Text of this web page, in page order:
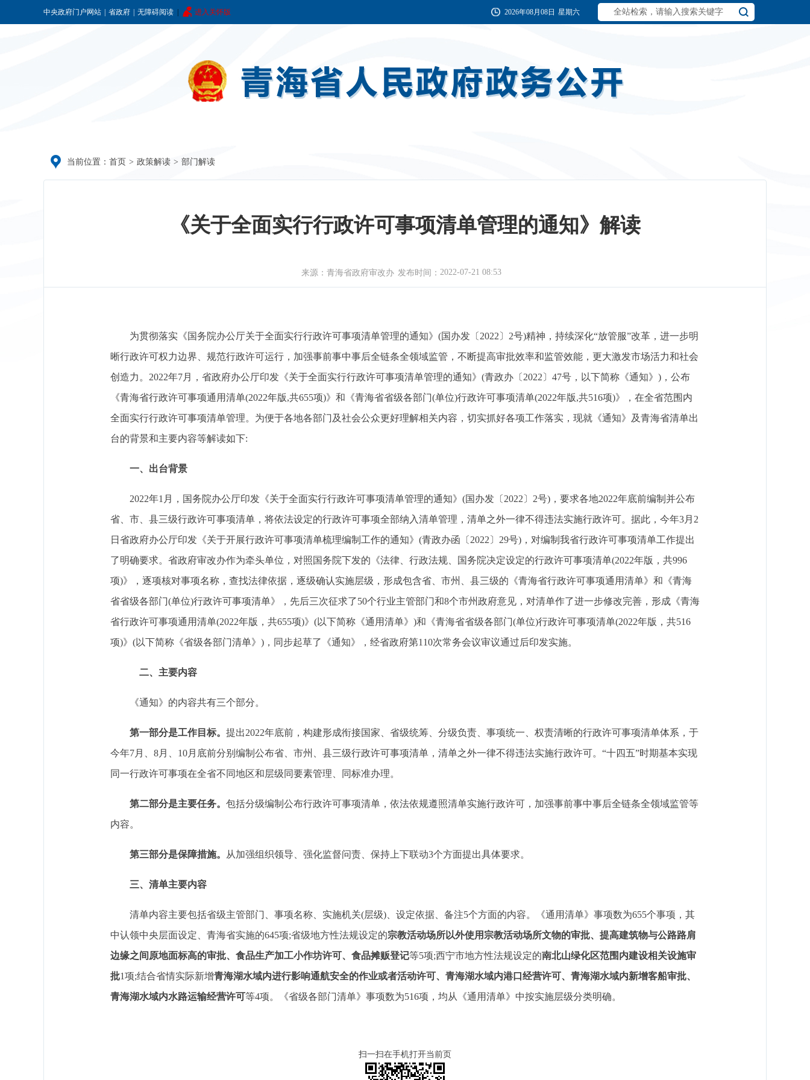
中央政府门户网站 省政府 无障碍阅读 进入关怀版 2026年08月08日 星期六
当前位置： 首页 > 政策解读 > 部门解读
《关于全面实行行政许可事项清单管理的通知》解读
来源： 青海省政府审改办 发布时间： 2022-07-21 08:53
为贯彻落实《国务院办公厅关于全面实行行政许可事项清单管理的通知》(国办发〔2022〕2号)精神，持续深化“放管服”改革，进一步明
晰行政许可权力边界、规范行政许可运行，加强事前事中事后全链条全领域监管，不断提高审批效率和监管效能，更大激发市场活力和社会
创造力。2022年7月，省政府办公厅印发《关于全面实行行政许可事项清单管理的通知》(青政办〔2022〕47号，以下简称《通知》)，公布
《青海省行政许可事项通用清单(2022年版,共655项)》和《青海省省级各部门(单位)行政许可事项清单(2022年版,共516项)》，在全省范围内
全面实行行政许可事项清单管理。为便于各地各部门及社会公众更好理解相关内容，切实抓好各项工作落实，现就《通知》及青海省清单出
台的背景和主要内容等解读如下:
一、出台背景
2022年1月，国务院办公厅印发《关于全面实行行政许可事项清单管理的通知》(国办发〔2022〕2号)，要求各地2022年底前编制并公布
省、市、县三级行政许可事项清单，将依法设定的行政许可事项全部纳入清单管理，清单之外一律不得违法实施行政许可。据此，今年3月2
日省政府办公厅印发《关于开展行政许可事项清单梳理编制工作的通知》(青政办函〔2022〕29号)，对编制我省行政许可事项清单工作提出
了明确要求。省政府审改办作为牵头单位，对照国务院下发的《法律、行政法规、国务院决定设定的行政许可事项清单(2022年版，共996
项)》，逐项核对事项名称，查找法律依据，逐级确认实施层级，形成包含省、市州、县三级的《青海省行政许可事项通用清单》和《青海
省省级各部门(单位)行政许可事项清单》，先后三次征求了50个行业主管部门和8个市州政府意见，对清单作了进一步修改完善，形成《青海
省行政许可事项通用清单(2022年版，共655项)》(以下简称《通用清单》)和《青海省省级各部门(单位)行政许可事项清单(2022年版，共516
项)》(以下简称《省级各部门清单》)，同步起草了《通知》，经省政府第110次常务会议审议通过后印发实施。
二、主要内容
《通知》的内容共有三个部分。
第一部分是工作目标。 提出2022年底前，构建形成衔接国家、省级统筹、分级负责、事项统一、权责清晰的行政许可事项清单体系，于
今年7月、8月、10月底前分别编制公布省、市州、县三级行政许可事项清单，清单之外一律不得违法实施行政许可。“十四五”时期基本实现
同一行政许可事项在全省不同地区和层级同要素管理、同标准办理。
第二部分是主要任务。 包括分级编制公布行政许可事项清单，依法依规遵照清单实施行政许可，加强事前事中事后全链条全领域监管等
内容。
第三部分是保障措施。 从加强组织领导、强化监督问责、保持上下联动3个方面提出具体要求。
三、清单主要内容
清单内容主要包括省级主管部门、事项名称、实施机关(层级)、设定依据、备注5个方面的内容。《通用清单》事项数为655个事项，其
中认领中央层面设定、青海省实施的645项;省级地方性法规设定的宗教活动场所以外使用宗教活动场所文物的审批、提高建筑物与公路路肩
边缘之间原地面标高的审批、食品生产加工小作坊许可、食品摊贩登记等5项;西宁市地方性法规设定的南北山绿化区范围内建设相关设施审
批1项;结合省情实际新增青海湖水域内进行影响通航安全的作业或者活动许可、青海湖水域内港口经营许可、青海湖水域内新增客船审批、
青海湖水域内水路运输经营许可等4项。《省级各部门清单》事项数为516项，均从《通用清单》中按实施层级分类明确。
扫一扫在手机打开当前页